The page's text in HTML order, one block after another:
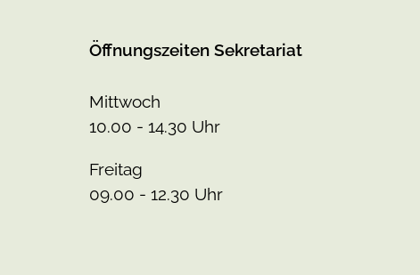
Öffnungszeiten Sekretariat
Mittwoch
10.00 - 14.30 Uhr
Freitag
09.00 - 12.30 Uhr